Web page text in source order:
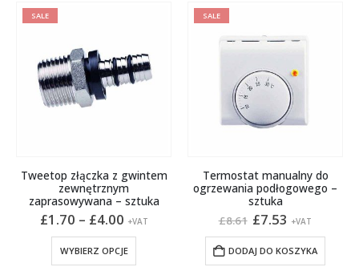
SALE
Tweetop złączka z gwintem
zewnętrznym
zaprasowywana – sztuka
£1.70 – £4.00Zakres
od
£1.70
+VAT
WYBIERZ OPCJE
Ten produkt ma wiele wariantów. Opcje można wybrać na stronie produktu
SALE
Termostat manualny do
ogrzewania podłogowego –
sztuka
£8.61 Pierwotna
wynosiła:
£8.61.
£7.53 Aktualna
wynosi:
£7.53.
+VAT
DODAJ DO KOSZYKA